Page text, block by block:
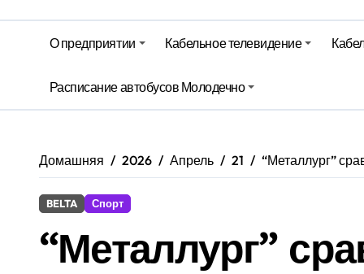
Гороскоп на 6 августа
Молодечно. Новости время
О предприятии Кабельное телевидение
Расписание автобусов Молодечно
Домашняя 2026 Апрель 21 “Металлург”
BELTA Спорт
“Металлург”